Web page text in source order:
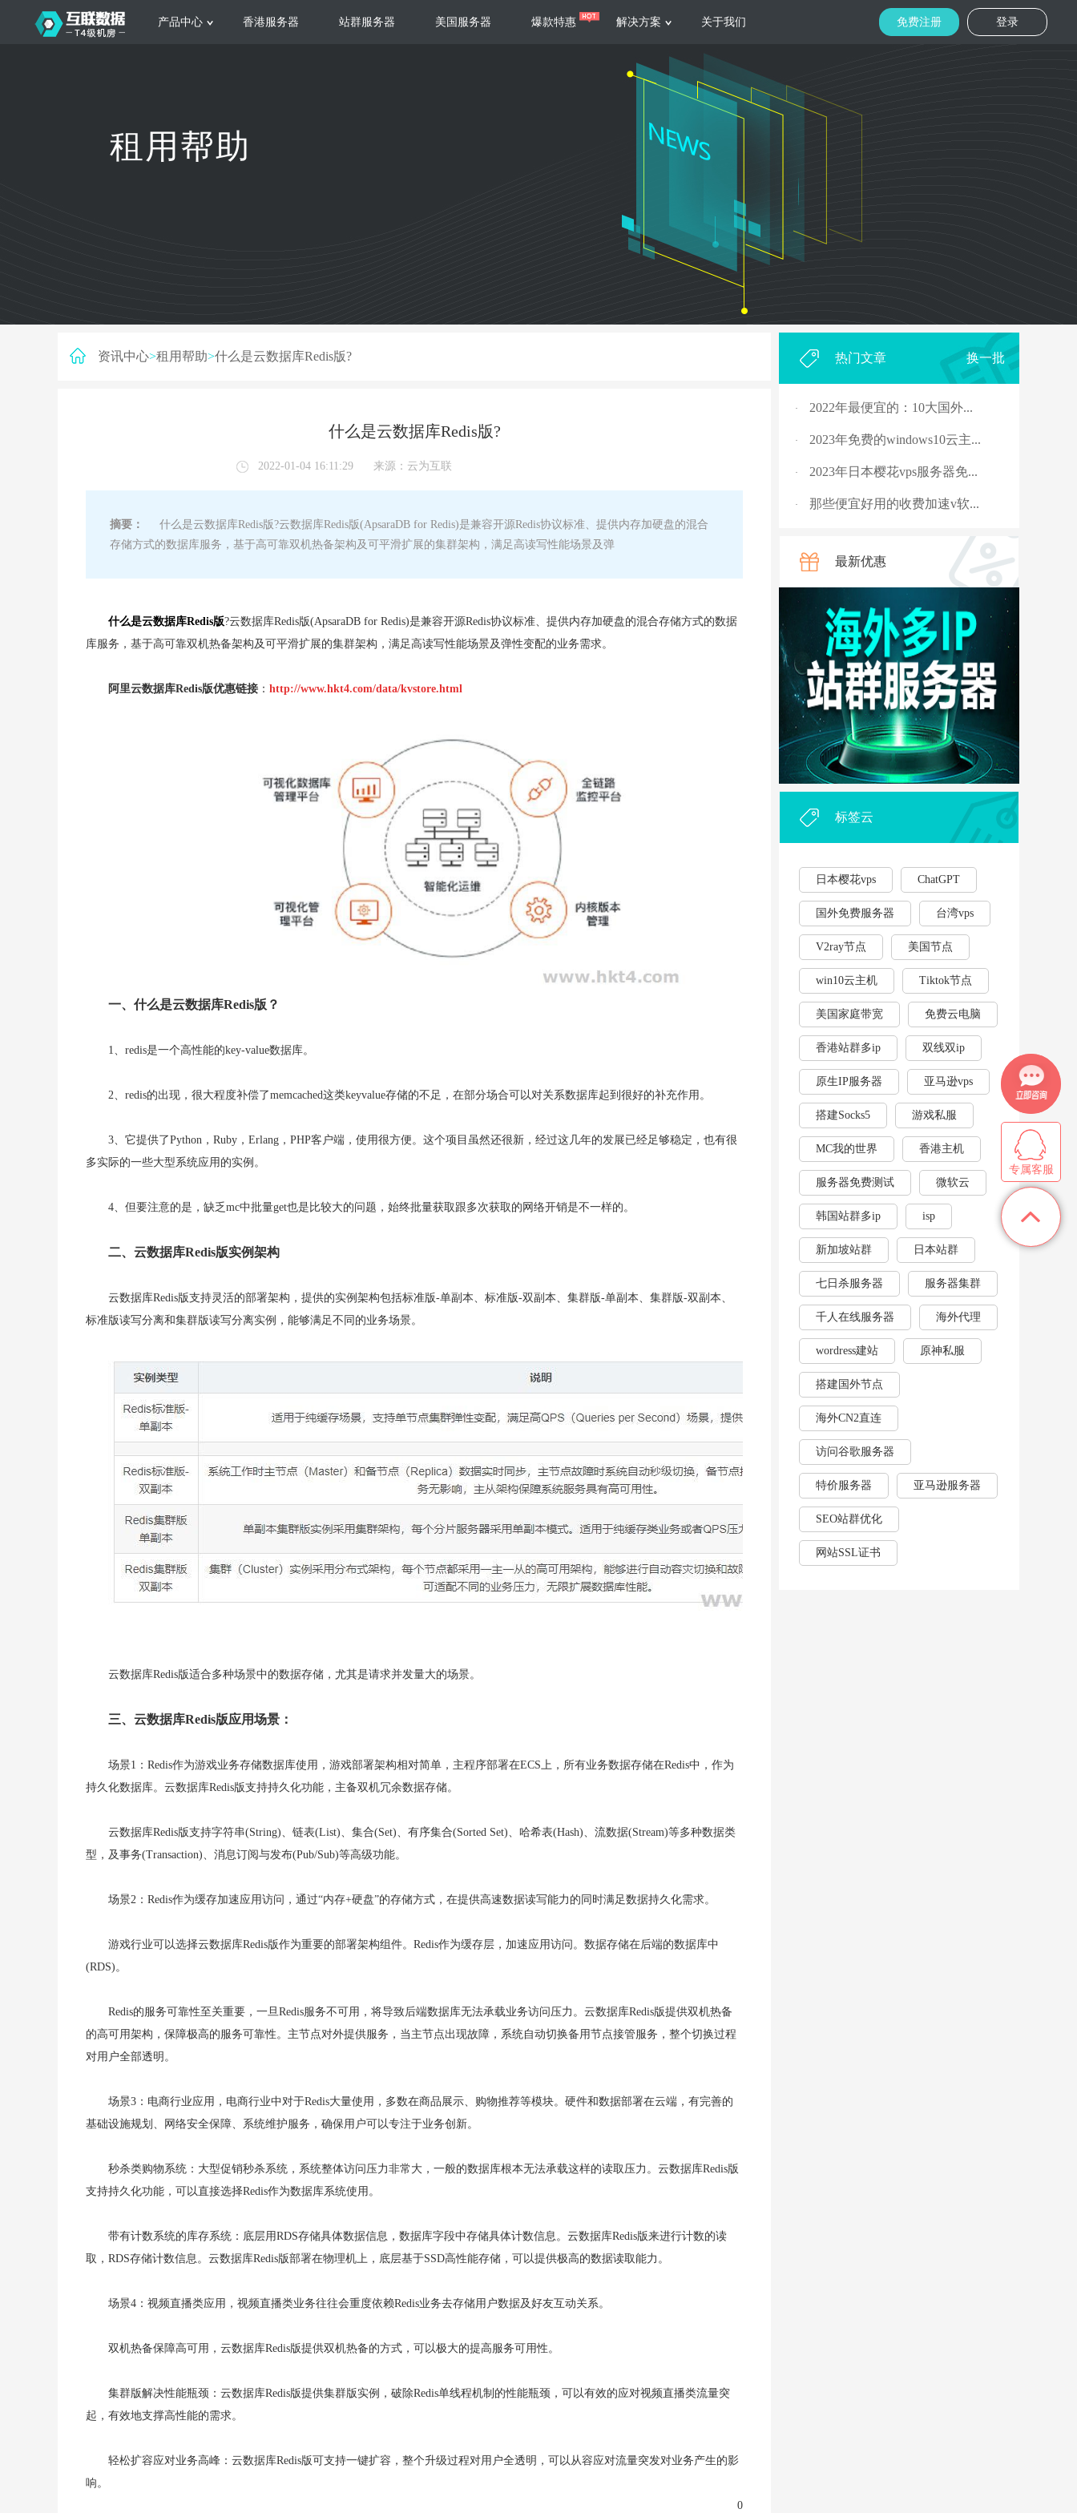
产品中心
新加坡服务器 台湾服务器
服务器托管
电信机柜租用 香港机柜租用
香港服务器 站群服务器 美国服务器 爆款特惠 解决方案
根据不同规模的网站提供可定制化的架
构和 一站式协助
集源视频存储、高效自动转码切片技术
以及 内容分发等功能，加速视频播放
大数据营销
低成本有效采集、分析、应用海量营销
数据，降 低20%的人工成本，做到精准
关于我们
服务支持
登录
免费注册
租用帮助
资讯中心>租用帮助>什么是云数据库Redis版?
什么是云数据库Redis版?
2022-01-04 16:11:29 来源： 云为互联
摘要：
什么是云数据库Redis版?云数据库Redis版(ApsaraDB for Redis)是兼容开源Redis协议标准、提供内存加硬盘的混合
存储方式的数据库服务，基于高可靠双机热备架构及可平滑扩展的集群架构，满足高读写性能场景及弹
什么是云数据库Redis版?云数据库Redis版(ApsaraDB for Redis)是兼容开源Redis协议标准、提供内存加硬盘的混合存储方式的数据
库服务，基于高可靠双机热备架构及可平滑扩展的集群架构，满足高读写性能场景及弹性变配的业务需求。
阿里云数据库Redis版优惠链接 ： http://www.hkt4.com/data/kvstore.html
一、什么是云数据库Redis版？
1、redis是一个高性能的key-value数据库。
2、redis的出现，很大程度补偿了memcached这类keyvalue存储的不足，在部分场合可以对关系数据库起到很好的补充作用。
3、它提供了Python，Ruby，Erlang，PHP客户端，使用很方便。这个项目虽然还很新，经过这几年的发展已经足够稳定，也有很
多实际的一些大型系统应用的实例。
4、但要注意的是，缺乏mc中批量get也是比较大的问题，始终批量获取跟多次获取的网络开销是不一样的。
二、云数据库Redis版实例架构
云数据库Redis版支持灵活的部署架构，提供的实例架构包括标准版-单副本、标准版-双副本、集群版-单副本、集群版-双副本、
标准版读写分离和集群版读写分离实例，能够满足不同的业务场景。
云数据库Redis版适合多种场景中的数据存储，尤其是请求并发量大的场景。
三、云数据库Redis版应用场景：
场景1：Redis作为游戏业务存储数据库使用，游戏部署架构相对简单，主程序部署在ECS上，所有业务数据存储在Redis中，作为
持久化数据库。云数据库Redis版支持持久化功能，主备双机冗余数据存储。
云数据库Redis版支持字符串(String)、链表(List)、集合(Set)、有序集合(Sorted Set)、哈希表(Hash)、流数据(Stream)等多种数据类
型，及事务(Transaction)、消息订阅与发布(Pub/Sub)等高级功能。
场景2：Redis作为缓存加速应用访问，通过“内存+硬盘”的存储方式，在提供高速数据读写能力的同时满足数据持久化需求。
游戏行业可以选择云数据库Redis版作为重要的部署架构组件。Redis作为缓存层，加速应用访问。数据存储在后端的数据库中
(RDS)。
Redis的服务可靠性至关重要，一旦Redis服务不可用，将导致后端数据库无法承载业务访问压力。云数据库Redis版提供双机热备
的高可用架构，保障极高的服务可靠性。主节点对外提供服务，当主节点出现故障，系统自动切换备用节点接管服务，整个切换过程
对用户全部透明。
场景3：电商行业应用，电商行业中对于Redis大量使用，多数在商品展示、购物推荐等模块。硬件和数据部署在云端，有完善的
基础设施规划、网络安全保障、系统维护服务，确保用户可以专注于业务创新。
秒杀类购物系统：大型促销秒杀系统，系统整体访问压力非常大，一般的数据库根本无法承载这样的读取压力。云数据库Redis版
支持持久化功能，可以直接选择Redis作为数据库系统使用。
带有计数系统的库存系统：底层用RDS存储具体数据信息，数据库字段中存储具体计数信息。云数据库Redis版来进行计数的读
取，RDS存储计数信息。云数据库Redis版部署在物理机上，底层基于SSD高性能存储，可以提供极高的数据读取能力。
场景4：视频直播类应用，视频直播类业务往往会重度依赖Redis业务去存储用户数据及好友互动关系。
双机热备保障高可用，云数据库Redis版提供双机热备的方式，可以极大的提高服务可用性。
集群版解决性能瓶颈：云数据库Redis版提供集群版实例，破除Redis单线程机制的性能瓶颈，可以有效的应对视频直播类流量突
起，有效地支撑高性能的需求。
轻松扩容应对业务高峰：云数据库Redis版可支持一键扩容，整个升级过程对用户全透明，可以从容应对流量突发对业务产生的影
响。
0
热门文章 换一批
· 2022年最便宜的：10大国外...
· 2023年免费的windows10云主...
· 2023年日本樱花vps服务器免...
· 那些便宜好用的收费加速v软...
2023年，国外十大免费服务...
rpc服务器不可用的4种解决...
国外vps 加速免费安装
· 骨灰玩家教你安全搭建“游...
· V2ray节点配置连接后无法科...
· 外贸企业和个人利用vps，能...
2023年云服务器用作游戏挂...
最新优惠
标签云
日本樱花vps ChatGPT
国外免费服务器 台湾vps
V2ray节点 美国节点
win10云主机 Tiktok节点
美国家庭带宽 免费云电脑
香港站群多ip 双线双ip
原生IP服务器 亚马逊vps
搭建Socks5 游戏私服
MC我的世界 香港主机
服务器免费测试 微软云
韩国站群多ip isp
新加坡站群 日本站群
七日杀服务器 服务器集群
千人在线服务器 海外代理
wordress建站 原神私服
搭建国外节点
海外CN2直连
访问谷歌服务器
特价服务器 亚马逊服务器
SEO站群优化
网站SSL证书
专属客服